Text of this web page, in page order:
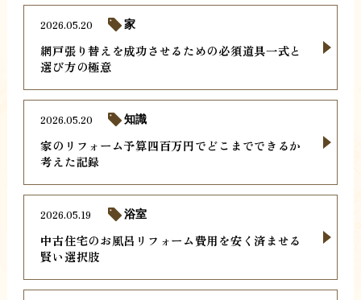
網戸張り替えを成功させるための必須道具一式と
選び方の極意
2026.05.20 家
家のリフォーム予算四百万円でどこまでできるか
考えた記録
2026.05.20 知識
中古住宅のお風呂リフォーム費用を安く済ませる
賢い選択肢
2026.05.19 浴室